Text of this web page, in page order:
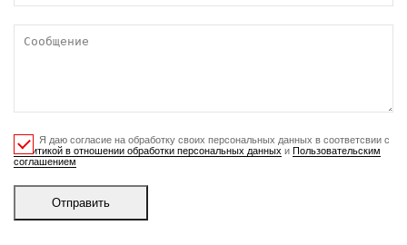
Я даю согласие на обработку своих персональных данных в соответсвии с
Политикой в отношении обработки персональных данных и Пользовательским
соглашением
Отправить